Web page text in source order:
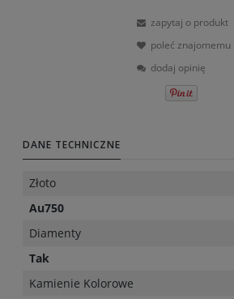
zapytaj o produkt
poleć znajomemu
dodaj opinię
DANE TECHNICZNE
Złoto
Au750
Diamenty
Tak
Kamienie Kolorowe